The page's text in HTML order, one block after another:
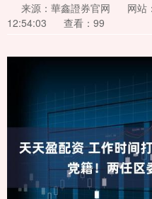
来源：華鑫證券官网 网站
12:54:03
查看：99